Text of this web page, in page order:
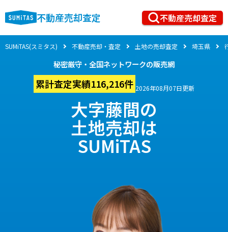
不動産売却査定 不動産売却査定
SUMiTAS(スミタス) 不動産売却・査定 土地の売却査定 埼玉県
秘密厳守・全国ネットワークの販売網
累計査定実績116,216件 2026年08月07日更新
大字藤間の
土地売却は
SUMiTAS